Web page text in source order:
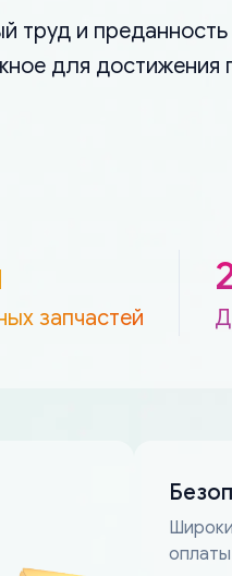
труд и
для достижения
запчастей
оплаты